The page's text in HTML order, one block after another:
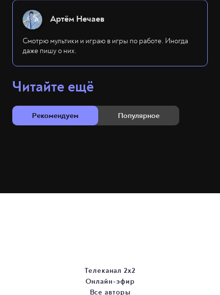
Артём Нечаев
Смотрю мультики и играю в игры по работе. Иногда
даже пишу о них.
Читайте ещё
Рекомендуем Популярное
Телеканал 2х2
Онлайн-эфир
Все авторы